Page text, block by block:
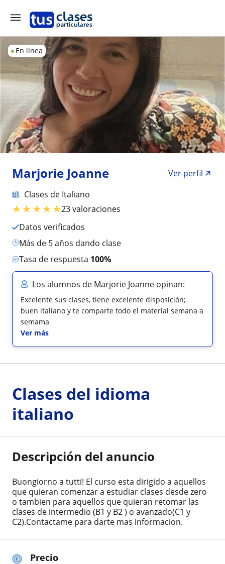
En línea
Marjorie Joanne
Ver perfil
Clases de Italiano
★★★★★23 valoraciones
Datos verificados
más de 5 años dando clase
Tasa de respuesta 100%
Los alumnos de Marjorie Joanne opinan:
Excelente sus clases, tiene excelente disposición;
buen italiano y te comparte todo el material semana a
semama
Ver más
Precio
Clases del idioma
italiano
Descripción del anuncio
Buongiorno a tutti! El curso esta dirigido a aquellos
que quieran comenzar a estudiar clases desde zero
o tambien para aquellos que quieran retomar las
clases de intermedio (B1 y B2 ) o avanzado(C1 y
C2).Contactame para darte mas informacion.